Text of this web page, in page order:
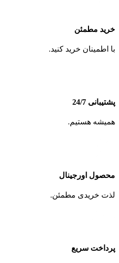
خرید مطمئن
با اطمینان خرید کنید.
پشتیبانی 24/7
همیشه هستیم.
محصول اورجینال
لذت خریدی مطمئن.
پرداخت سریع